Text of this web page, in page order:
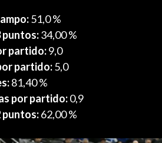
51,0 %
puntos:34,00 %
partido:9,0
partido:5,0
81,40 %
por partido:0,9
puntos:62,00 %